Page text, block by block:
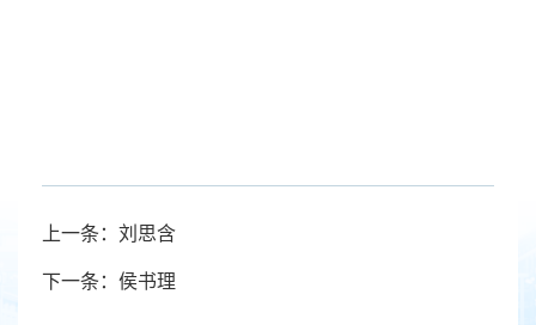
上一条：刘思含
下一条：侯书理